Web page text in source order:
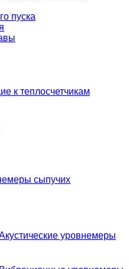
пуска
к теплосчетчикам
сыпучих
уровнемеры